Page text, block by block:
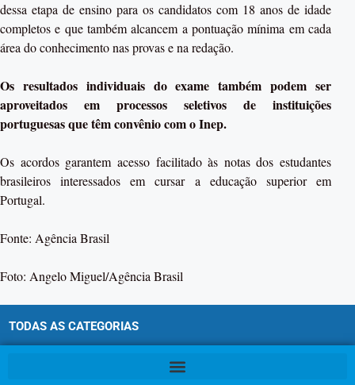
dessa etapa de ensino para os candidatos com 18 anos de idade
completos e que também alcancem a pontuação mínima em cada
área do conhecimento nas provas e na redação.
Os resultados individuais do exame também podem ser
aproveitados em processos seletivos de instituições
portuguesas que têm convênio com o Inep.
Os acordos garantem acesso facilitado às notas dos estudantes
brasileiros interessados em cursar a educação superior em
Portugal.
Fonte: Agência Brasil
Foto: Angelo Miguel/Agência Brasil
TODAS AS CATEGORIAS